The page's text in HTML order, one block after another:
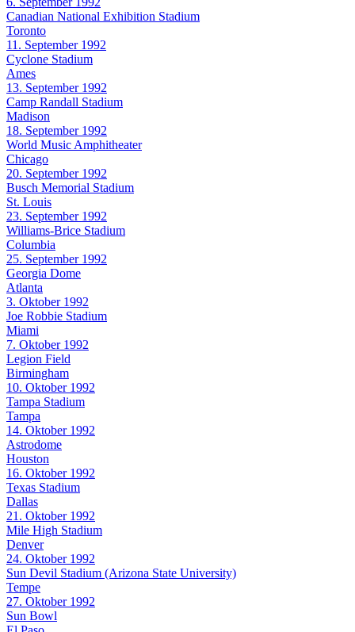
Canadian National Exhibition Stadium
Toronto
11. September 1992
Cyclone Stadium
Ames
13. September 1992
Camp Randall Stadium
Madison
18. September 1992
World Music Amphitheater
Chicago
20. September 1992
Busch Memorial Stadium
St. Louis
23. September 1992
Williams-Brice Stadium
Columbia
25. September 1992
Georgia Dome
Atlanta
3. Oktober 1992
Joe Robbie Stadium
Miami
7. Oktober 1992
Legion Field
Birmingham
10. Oktober 1992
Tampa Stadium
Tampa
14. Oktober 1992
Astrodome
Houston
16. Oktober 1992
Texas Stadium
Dallas
21. Oktober 1992
Mile High Stadium
Denver
24. Oktober 1992
Sun Devil Stadium (Arizona State University)
Tempe
27. Oktober 1992
Sun Bowl